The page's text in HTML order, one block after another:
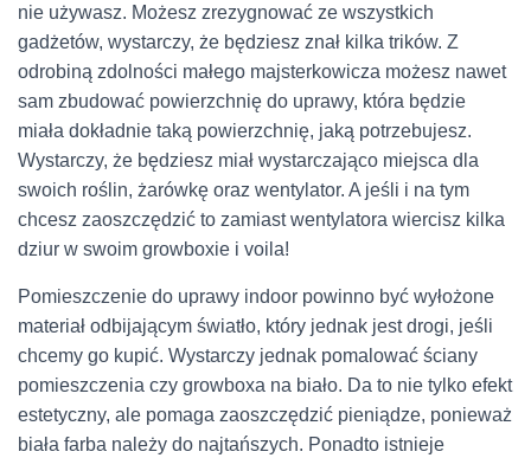
nie używasz. Możesz zrezygnować ze wszystkich
gadżetów, wystarczy, że będziesz znał kilka trików. Z
odrobiną zdolności małego majsterkowicza możesz nawet
sam zbudować powierzchnię do uprawy, która będzie
miała dokładnie taką powierzchnię, jaką potrzebujesz.
Wystarczy, że będziesz miał wystarczająco miejsca dla
swoich roślin, żarówkę oraz wentylator. A jeśli i na tym
chcesz zaoszczędzić to zamiast wentylatora wiercisz kilka
dziur w swoim growboxie i voila!
Pomieszczenie do uprawy indoor powinno być wyłożone
materiał odbijającym światło, który jednak jest drogi, jeśli
chcemy go kupić. Wystarczy jednak pomalować ściany
pomieszczenia czy growboxa na biało. Da to nie tylko efekt
estetyczny, ale pomaga zaoszczędzić pieniądze, ponieważ
biała farba należy do najtańszych. Ponadto istnieje